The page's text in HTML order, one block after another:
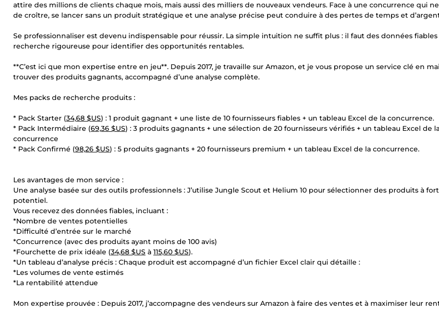
attire des millions de clients chaque mois, mais aussi des milliers de nouveaux vendeurs. Face à une concurrence qui
de croître, se lancer sans un produit stratégique et une analyse précise peut conduire à des pertes de temps et
Se professionnaliser est devenu indispensable pour réussir. La simple intuition ne suffit plus : il faut des données
recherche rigoureuse pour identifier des opportunités rentables.
**C’est ici que mon expertise entre en jeu**. Depuis 2017, je travaille sur Amazon, et je vous propose un service clé en
trouver des produits gagnants, accompagné d’une analyse complète.
Mes packs de recherche produits :
* Pack Starter (34,68 $US) : 1 produit gagnant + une liste de 10 fournisseurs fiables + un tableau Excel de la concurrence.
* Pack Intermédiaire (69,36 $US) : 3 produits gagnants + une sélection de 20 fournisseurs vérifiés + un tableau Excel de
concurrence
* Pack Confirmé (98,26 $US) : 5 produits gagnants + 20 fournisseurs premium + un tableau Excel de la concurrence.
Les avantages de mon service :
Une analyse basée sur des outils professionnels : J’utilise Jungle Scout et Helium 10 pour sélectionner des produits à fort
potentiel.
Vous recevez des données fiables, incluant :
*Nombre de ventes potentielles
*Difficulté d’entrée sur le marché
*Concurrence (avec des produits ayant moins de 100 avis)
*Fourchette de prix idéale (34,68 $US à 115,60 $US).
*Un tableau d’analyse précis : Chaque produit est accompagné d’un fichier Excel clair qui détaille :
*Les volumes de vente estimés
*La rentabilité attendue
Mon expertise prouvée : Depuis 2017, j’accompagne des vendeurs sur Amazon à faire des ventes et à maximiser leur